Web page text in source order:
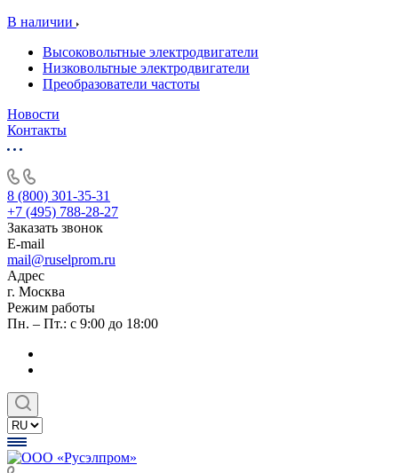
В наличии
Высоковольтные электродвигатели
Низковольтные электродвигатели
Преобразователи частоты
Новости
Контакты
8 (800) 301-35-31
+7 (495) 788-28-27
Заказать звонок
E-mail
mail@ruselprom.ru
Адрес
г. Москва
Режим работы
Пн. – Пт.: с 9:00 до 18:00